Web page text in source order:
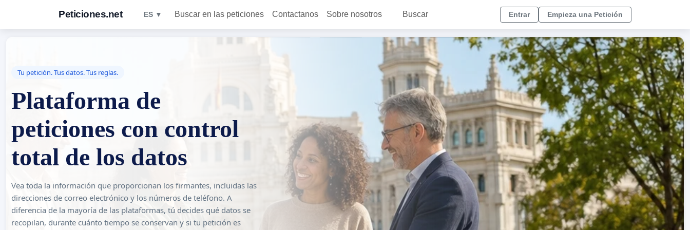
Peticiones.net ES ▼ Buscar en las peticiones Contactanos Sobre nosotros Buscar Entrar Empieza una Petición
Tu petición. Tus datos. Tus reglas.
Plataforma de
peticiones con control
total de los datos
Vea toda la información que proporcionan los firmantes, incluidas las
direcciones de correo electrónico y los números de teléfono. A
diferencia de la mayoría de las plataformas, tú decides qué datos se
recopilan, durante cuánto tiempo se conservan y si tu petición es